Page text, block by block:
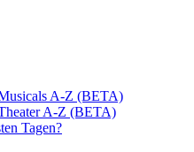
A-Z (BETA)
A-Z (BETA)
Tagen?